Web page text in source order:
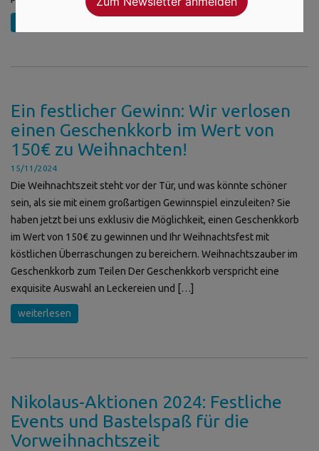
Ein festlicher Gewinn: Wir verlosen
einen Geschenkkorb im Wert von
150€ zu Weihnachten!
15/11/2024
Die Weihnachtszeit steht vor der Tür, und was könnte schöner
sein, als sie mit einem großartigen Gewinnspiel einzuleiten? Sie
haben jetzt bei uns exklusiv die Möglichkeit, einen Geschenkkorb
im Wert von 150€ zu gewinnen und Ihr Weihnachtsfest mit
köstlichen Überraschungen zu bereichern. Weihnachtszauber im
Geschenkkorb zum Teilen Der Geschenkkorb verspricht eine
exquisite Auswahl an Leckereien und […]
weiterlesen
Nikolaus-Aktionen 2024: Festliche
Events und Bastelspaß für die
Vorweihnachtszeit